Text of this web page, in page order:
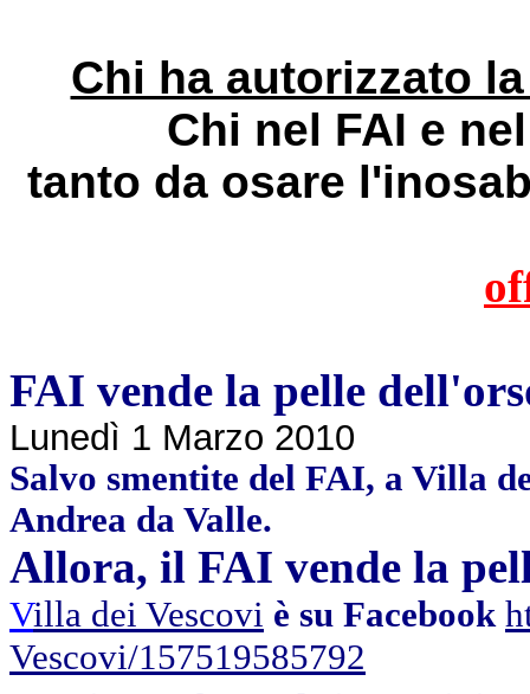
Chi ha autorizzato
Chi nel FAI e
tanto da osare
FAI vende la pelle
Lunedì 1 Marzo 2010
Salvo smentite del FAI, a Villa
Andrea da Valle.
Allora, il FAI vende la
Villa dei Vescovi è su Facebook
Vescovi/157519585792